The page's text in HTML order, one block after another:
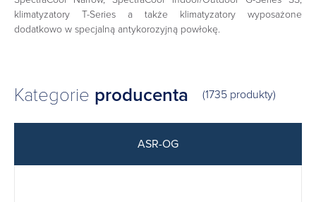
klimatyzatory T-Series a także klimatyzatory wyposażone
dodatkowo w specjalną antykorozyjną powłokę.
Kategorie producenta (1735 produkty)
ASR-OG